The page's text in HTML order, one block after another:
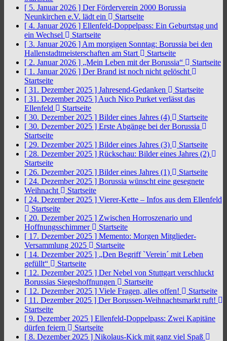
[ 5. Januar 2026 ] Der Förderverein 2000 Borussia
Neunkirchen e.V. lädt ein
Startseite
[ 4. Januar 2026 ] Ellenfeld-Doppelpass: Ein Geburtstag und
ein Wechsel
Startseite
[ 3. Januar 2026 ] Am morgigen Sonntag: Borussia bei den
Hallenstadtmeisterschaften am Start
Startseite
[ 2. Januar 2026 ] „Mein Leben mit der Borussia“
Startseite
[ 1. Januar 2026 ] Der Brand ist noch nicht gelöscht
Startseite
[ 31. Dezember 2025 ] Jahresend-Gedanken
Startseite
[ 31. Dezember 2025 ] Auch Nico Purket verlässt das
Ellenfeld
Startseite
[ 30. Dezember 2025 ] Bilder eines Jahres (4)
Startseite
[ 30. Dezember 2025 ] Erste Abgänge bei der Borussia
Startseite
[ 29. Dezember 2025 ] Bilder eines Jahres (3)
Startseite
[ 28. Dezember 2025 ] Rückschau: Bilder eines Jahres (2)
Startseite
[ 26. Dezember 2025 ] Bilder eines Jahres (1)
Startseite
[ 24. Dezember 2025 ] Borussia wünscht eine gesegnete
Weihnacht
Startseite
[ 24. Dezember 2025 ] Vierer-Kette – Infos aus dem Ellenfeld
Startseite
[ 20. Dezember 2025 ] Zwischen Horroszenario und
Hoffnungsschimmer
Startseite
[ 17. Dezember 2025 ] Memento: Morgen Mitglieder-
Versammlung 2025
Startseite
[ 14. Dezember 2025 ] „Den Begriff `Verein´ mit Leben
gefüllt“
Startseite
[ 12. Dezember 2025 ] Der Nebel von Stuttgart verschluckt
Borussias Siegeshoffnungen
Startseite
[ 12. Dezember 2025 ] Viele Fragen, alles offen!
Startseite
[ 11. Dezember 2025 ] Der Borussen-Weihnachtsmarkt ruft!
Startseite
[ 9. Dezember 2025 ] Ellenfeld-Doppelpass: Zwei Kapitäne
dürfen feiern
Startseite
[ 8. Dezember 2025 ] Nikolaus-Kick mit ganz viel Spaß